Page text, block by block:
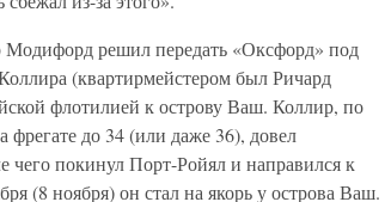
Модифорд решил передать «Оксфорд» под
(квартирмейстером был Ричард
флотилией к острову Ваш. Коллир, по
до 34 (или даже 36), довел
чего покинул Порт-Ройял и направился к
(8 ноября) он стал на якорь у острова Ваш.